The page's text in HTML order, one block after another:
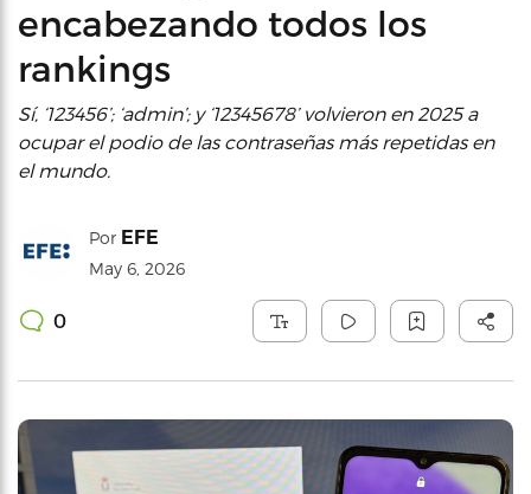
encabezando todos los
rankings
Sí, ‘123456’; ‘admin’; y ‘12345678’ volvieron en 2025 a
ocupar el podio de las contraseñas más repetidas en
el mundo.
Por EFE
May 6, 2026
0